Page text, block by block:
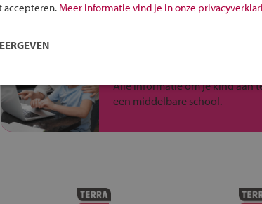
Alle informatie om je kind aan
een middelbare school.
accepteren. Meer informatie vind je in onze